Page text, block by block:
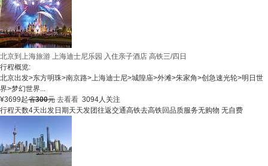
北京到上海旅游 上海迪士尼乐园 入住亲子酒店 高铁三/四日
行程概览:
北京出发>东方明珠>南京路>上海迪士尼>城隍庙>外滩>朱家角>创急速光轮>明日世
界>梦幻世界...
¥3699起省300元 去看看 3094人关注
行程天数4天出发日期天天发团往返交通高铁去高铁回品质服务无购物 无自费